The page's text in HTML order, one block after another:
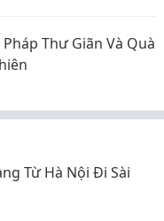
Thư Giãn Và Quà
Từ Hà Nội Đi Sài